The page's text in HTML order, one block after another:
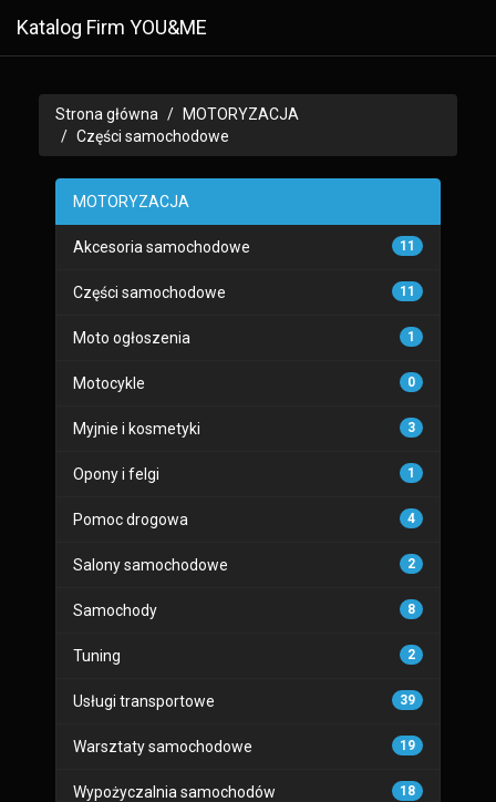
Katalog Firm YOU&ME
Strona główna
MOTORYZACJA
Części samochodowe
MOTORYZACJA
11
Akcesoria samochodowe
11
Części samochodowe
1
Moto ogłoszenia
0
Motocykle
3
Myjnie i kosmetyki
1
Opony i felgi
4
Pomoc drogowa
2
Salony samochodowe
8
Samochody
2
Tuning
39
Usługi transportowe
19
Warsztaty samochodowe
18
Wypożyczalnia samochodów